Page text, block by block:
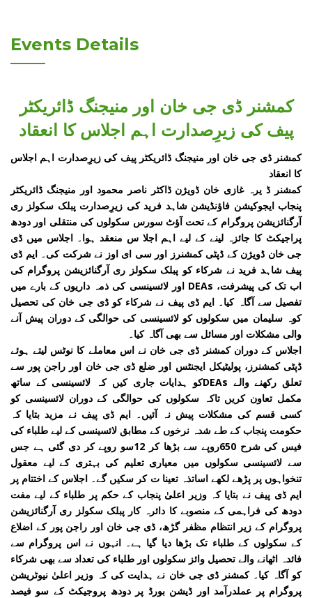
Events Details
کمشنر ڈی جی خان اور منیجنگ ڈائریکٹر
پیف کی زیرِصدارت اہم اجلاس کا انعقاد
کمشنر ڈی جی خان اور منیجنگ ڈائریکٹر پیف کی زیرِصدارت اہم اجلاس
کا انعقاد
کمشنر ڈ یرہ غازی خان ڈویژن ڈاکٹر ناصر محمود اور منیجنگ ڈائریکٹر
پنجاب ایجوکیشن فاؤنڈیشن شاہد فرید کی زیرِصدارت پبلک سکولز ری
آرگنائزیشن پروگرام کے تحت آؤٹ سورس سکولوں کی منتقلی اور دودھ
پراجیکٹ کا جائزہ لینے کے لیے اہم اجلا س منعقد ہوا۔ اجلاس میں ڈی
جی خان ڈویژن کے ڈپٹی کمشنرز اور سی ای اوز نے شرکت کی۔ ایم ڈی
پیف شاہد فرید نے شرکاء کو پبلک سکولز ری آرگنائزیشن پروگرام کی
اب تک کی پیشرفت، DEAs اور لائسینسی کی ذمہ داریوں کے بارے میں
تفصیل سے آگاہ کیا۔ ایم ڈی پیف نے شرکاء کو ڈی جی خان کی تحصیل
کوہ سلیمان میں سکولوں کو لائسینسی کی حوالگی کے دوران پیش آنے
والی مشکلات اور مسائل سے بھی آگاہ کیا۔
اجلاس کے دوران کمشنر ڈی جی خان نے اس معاملے کا نوٹس لیتے ہوئے
ڈپٹی کمشنرز، پولیٹیکل ایجنٹس اور ضلع ڈی جی خان اور راجن پور سے
تعلق رکھنے والے DEAsکو ہدایات جاری کیں کہ لائسینسی کے ساتھ
مکمل تعاون کریں تاکہ سکولوں کی حوالگی کے دوران لائسینسی کو
کسی قسم کی مشکلات پیش نہ آئیں۔ ایم ڈی پیف نے مزید بتایا کہ
حکومت پنجاب کے طے شدہ نرخوں کے مطابق لائسینسی کے لیے طلباء کی
فیس کی شرح 650روپے سے بڑھا کر 12سو روپے کر دی گئی ہے جس
سے لائسینسی سکولوں میں معیاری تعلیم کی بہتری کے لیے معقول
تنخواہوں پر پڑھے لکھے اساتذہ تعینا ت کر سکیں گے۔ اجلاس کے اختتام پر
ایم ڈی پیف نے بتایا کہ وزیر اعلیٰ پنجاب کے حکم پر طلباء کے لیے مفت
دودھ کی فراہمی کے منصوبے کا دائرہ کار پبلک سکولز ری آرگنائزیشن
پروگرام کے زیر انتظام مظفر گڑھ، ڈی جی خان اور راجن پور کے اضلاع
کے سکولوں کے طلباء تک بڑھا دیا گیا ہے۔ انہوں نے اس پروگرام سے
فائدہ اٹھانے والے تحصیل وائز سکولوں اور طلباء کی تعداد سے بھی شرکاء
کو آگاہ کیا۔ کمشنر ڈی جی خان نے ہدایت کی کہ وزیر اعلیٰ نیوٹریشن
پروگرام پر عملدرآمد اور ڈیشن بورڈ پر دودھ پروجیکٹ کے سو فیصد